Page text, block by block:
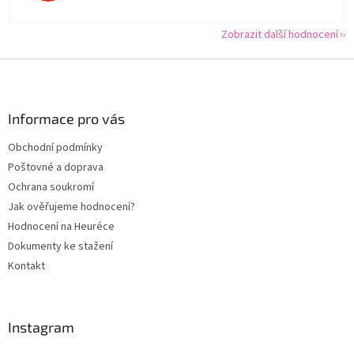
Zobrazit další hodnocení
Informace pro vás
Obchodní podmínky
Poštovné a doprava
Ochrana soukromí
Jak ověřujeme hodnocení?
Hodnocení na Heuréce
Dokumenty ke stažení
Kontakt
Instagram